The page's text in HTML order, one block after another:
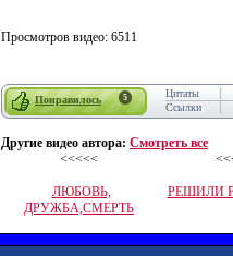
Просмотров видео: 6511
Понравилось 5 Цитаты
Ссылки
Другие видео автора: Смотреть все
<<<<<
ЛЮБОВЬ,
ДРУЖБА,СМЕРТЬ
РЕШИЛИ